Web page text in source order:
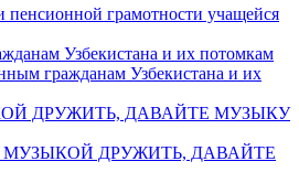
грамотности учащейся
гражданам Узбекистана и их
МУЗЫКОЙ ДРУЖИТЬ, ДАВАЙТЕ